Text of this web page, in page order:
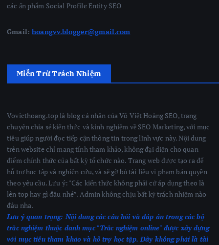
các ấn phẩm Social Profile Entity SEO
Gmail:hoangvv.blogger@gmail.com
Miễn Trừ Trách Nhiệm
Voviethoang.top là blog cá nhân của Võ Việt Hoàng SEO, trang
chuyên chia sẻ kiến thức và kinh nghiệm về SEO Marketing, với mục
tiêu giúp người đọc tiếp cận thông tin trong lĩnh vực này. Nội dung
trên website chỉ mang tính tham khảo, không đại diện cho quan
điểm chính thức của bất kỳ tổ chức nào. Trang web được tạo ra để
hỗ trợ học tập và nghiên cứu, và sẽ gỡ bỏ tài liệu vi phạm bản quyền
theo yêu cầu. Lưu ý: "Các kiến thức không phải cứ áp dụng theo là
lên top hay gì đâu nhé”. Admin không chịu bất kỳ trách nhiệm nào
đâu nha.
Lưu ý quan trọng: Nội dung các câu hỏi và đáp án trong các bộ
trắc nghiệm thuộc danh mục "Trắc nghiệm online" được xây dựng
với mục tiêu tham khảo và hỗ trợ học tập. Đây không phải là tài